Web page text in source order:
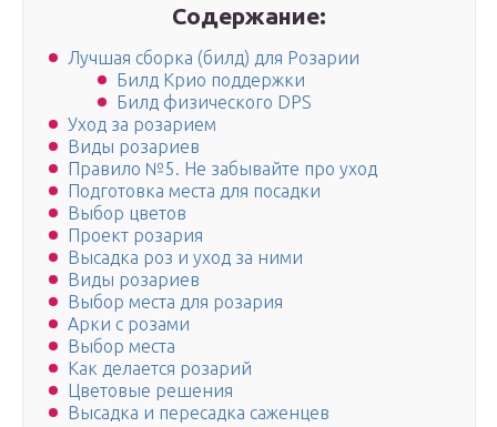
Содержание:
Лучшая сборка (билд) для Розарии
Билд Крио поддержки
Билд физического DPS
Уход за розарием
Виды розариев
Правило №5. Не забывайте про уход
Подготовка места для посадки
Выбор цветов
Проект розария
Высадка роз и уход за ними
Виды розариев
Выбор места для розария
Арки с розами
Выбор места
Как делается розарий
Цветовые решения
Высадка и пересадка саженцев